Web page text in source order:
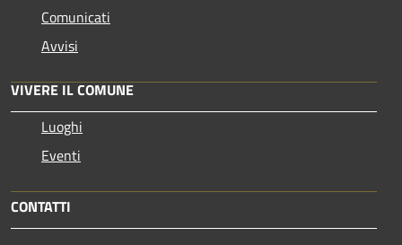
Comunicati
Avvisi
VIVERE IL COMUNE
Luoghi
Eventi
CONTATTI